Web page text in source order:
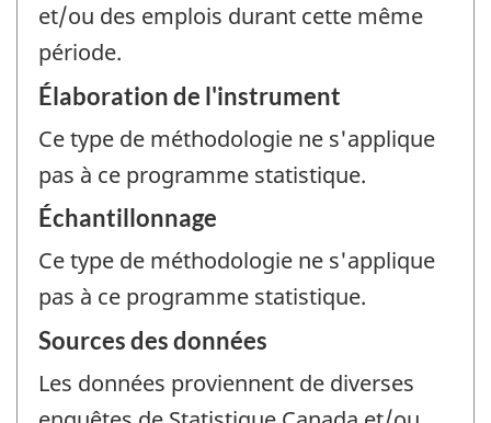
et/ou des emplois durant cette même
période.
Élaboration de l'instrument
Ce type de méthodologie ne s'applique
pas à ce programme statistique.
Échantillonnage
Ce type de méthodologie ne s'applique
pas à ce programme statistique.
Sources des données
Les données proviennent de diverses